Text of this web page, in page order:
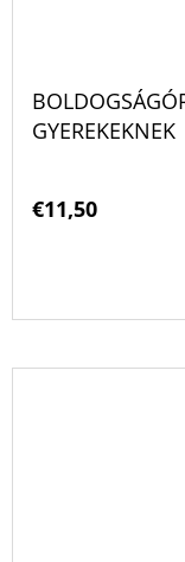
GYEREKEKNEK
€11,50